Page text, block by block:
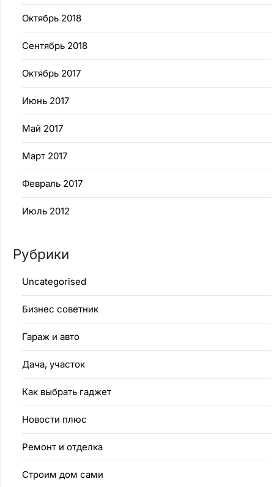
Октябрь 2018
Сентябрь 2018
Октябрь 2017
Июнь 2017
Май 2017
Март 2017
Февраль 2017
Июль 2012
Рубрики
Uncategorised
Бизнес советник
Гараж и авто
Дача, участок
Как выбрать гаджет
Новости плюс
Ремонт и отделка
Строим дом сами